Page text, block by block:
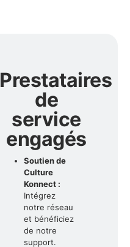
Prestataires
de
service
engagés
Soutien de
Culture
Konnect :
Intégrez
notre réseau
et bénéficiez
de notre
support.